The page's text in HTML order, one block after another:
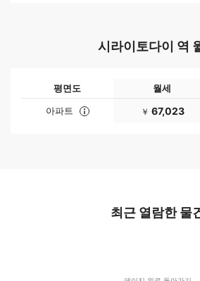
시라이토다이 역
평면도 월세
아파트
￥ 67,023
최근 열람한 물